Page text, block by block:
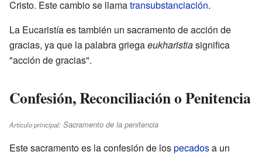
Cristo. Este cambio se llamatransubstanciación.
La Eucaristía es también un sacramento de acción de
gracias, ya que la palabra griegaeukharistiasignifica
"acción de gracias".
Confesión, Reconciliación o Penitencia
Artículo principal: Sacramento de la penitencia
Este sacramento es la confesión de lospecadosa un